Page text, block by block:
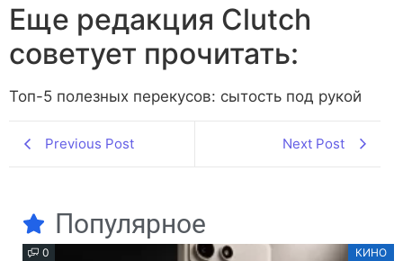
Еще редакция Сlutch
советует прочитать:
Топ-5 полезных перекусов: сытость под рукой
Previous Post Next Post
Популярное
0 КИНО